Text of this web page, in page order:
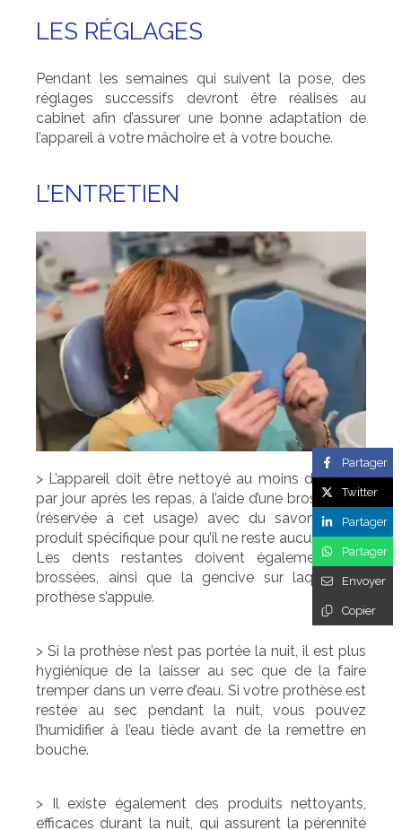
LES RÉGLAGES
Pendant les semaines qui suivent la pose, des
réglages successifs devront être réalisés au
cabinet afin d’assurer une bonne adaptation de
l’appareil à votre mâchoire et à votre bouche.
L’ENTRETIEN
> L’appareil doit être nettoyé au moins deux fois
par jour après les repas, à l’aide d’une brosse dure
(réservée à cet usage) avec du savon ou un
produit spécifique pour qu’il ne reste aucun dépôt.
Les dents restantes doivent également être
brossées, ainsi que la gencive sur laquelle la
prothèse s’appuie.
> Si la prothèse n’est pas portée la nuit, il est plus
hygiénique de la laisser au sec que de la faire
tremper dans un verre d’eau. Si votre prothèse est
restée au sec pendant la nuit, vous pouvez
l’humidifier à l’eau tiède avant de la remettre en
bouche.
> Il existe également des produits nettoyants,
efficaces durant la nuit, qui assurent la pérennité
Partager
Twitter
Partager
Partager
Envoyer
Copier